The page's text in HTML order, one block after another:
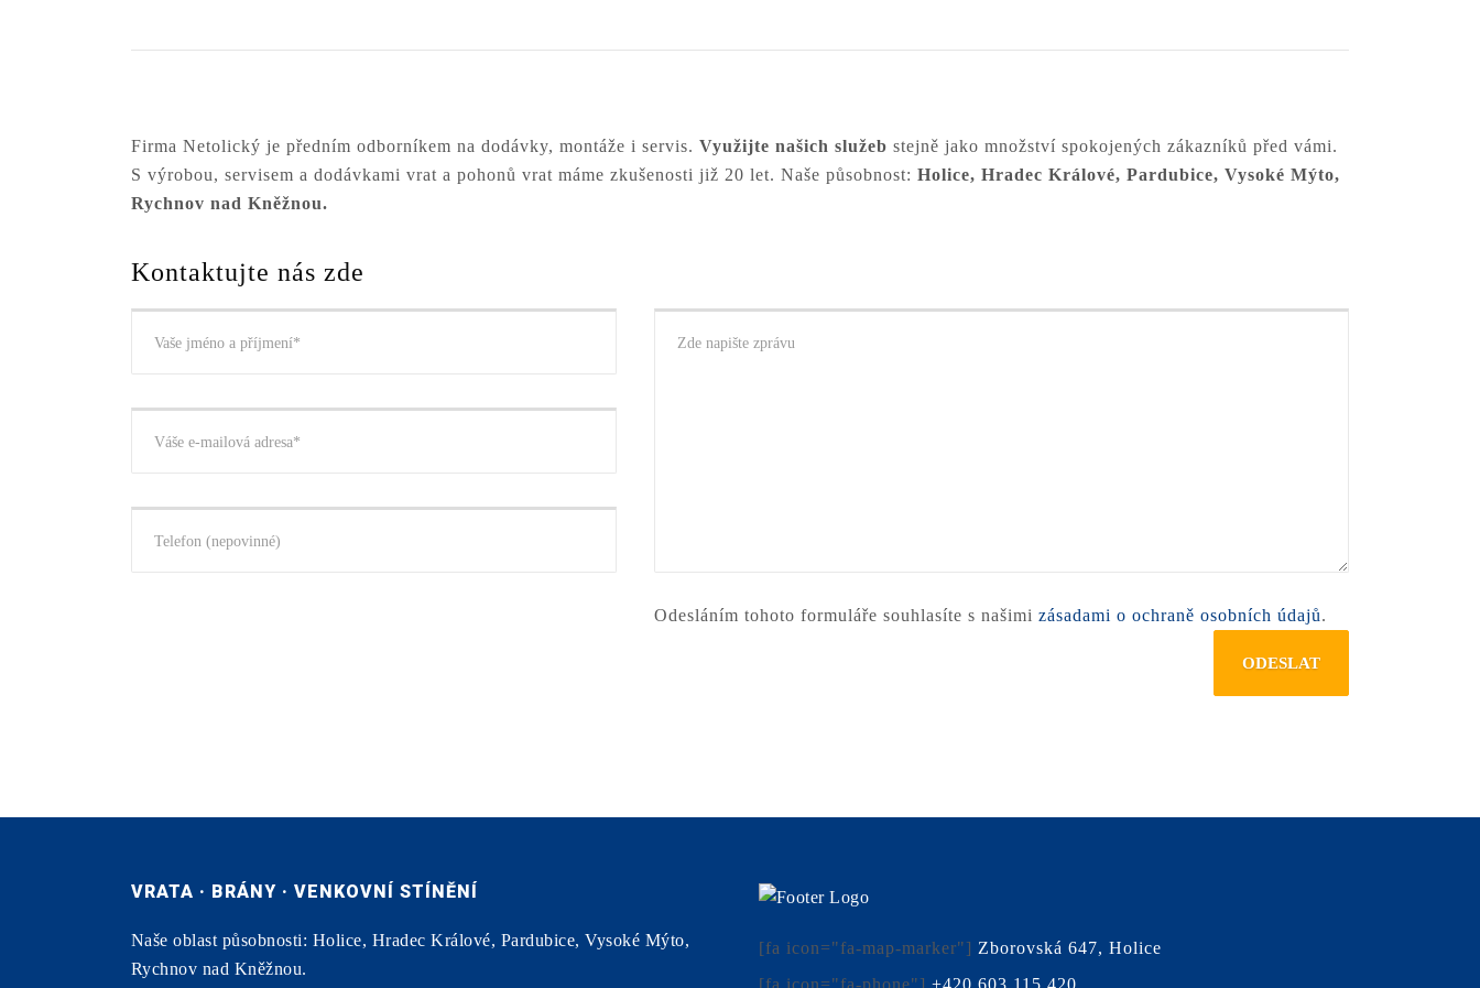
Firma Netolický je předním odborníkem na dodávky, montáže i servis. Využijte našich služeb stejně jako množství spokojených zákazníků před vámi.
S výrobou, servisem a dodávkami vrat a pohonů vrat máme zkušenosti již 20 let. Naše působnost: Holice, Hradec Králové, Pardubice, Vysoké Mýto,
Rychnov nad Kněžnou.
Kontaktujte nás zde
Odesláním tohoto formuláře souhlasíte s našimi zásadami o ochraně osobních údajů.
VRATA · BRÁNY · VENKOVNÍ STÍNĚNÍ
Naše oblast působnosti: Holice, Hradec Králové, Pardubice, Vysoké Mýto,
Rychnov nad Kněžnou.
[fa icon="fa-map-marker"] Zborovská 647, Holice
[fa icon="fa-phone"] +420 603 115 420